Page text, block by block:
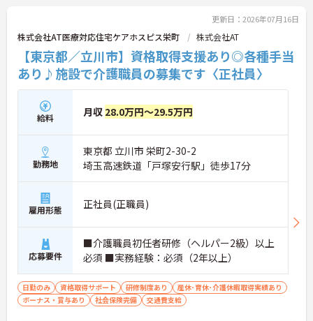
分に活かし、ご自身の生活も大切にしながら長期的
に活躍できるおすすめの環境です。
★おすすめPOINT★
【安定した経営基盤とキャリア支援】
・全国140以上の施設を展開し連続増収を続ける安
定法人が運営しています
・資格取得支援や職種別研修制度があり有資格者の
スキルアップを応援しています
【最新設備による負担軽減と働きやすさ】
・最新の見守りシステム導入により夜勤時の巡視の
手間を大きく軽減しています
・機器の導入にあたっては誰でも使いこなせるよう
丁寧な指導を実施しています
・住宅手当や子供手当などご家族の生活もサポート
する手当を完備しています
・1食300円で施設と同じ食事が食べられる食事補助
意しています
更新日：2026年07月16日
株式会社AT医療対応住宅ケアホスピス栄町 株式会社AT
【東京都／立川市】資格取得支援あり◎各種手当
あり♪施設で介護職員の募集です〈正社員〉
給料 月収 28.0万円～29.5万円
勤務地
東京都 立川市 栄町2-30-2
埼玉高速鉄道「戸塚安行駅」徒歩17分
雇用形態 正社員(正職員)
応募要件
■介護職員初任者研修（ヘルパー2級）以上
必須 ■実務経験：必須（2年以上）
日勤のみ 資格取得サポート 研修制度あり
産休･育休･介護休暇取得実績あり
ボーナス・賞与あり
社会保険完備 交通費支給